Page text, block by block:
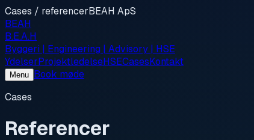
Cases / referencerBEAH ApS
BEAH
B.E.A.H
Byggeri | Engineering | Advisory | HSE
YdelserProjektledelseHSECasesKontakt
Menu Book møde
Cases
Referencer